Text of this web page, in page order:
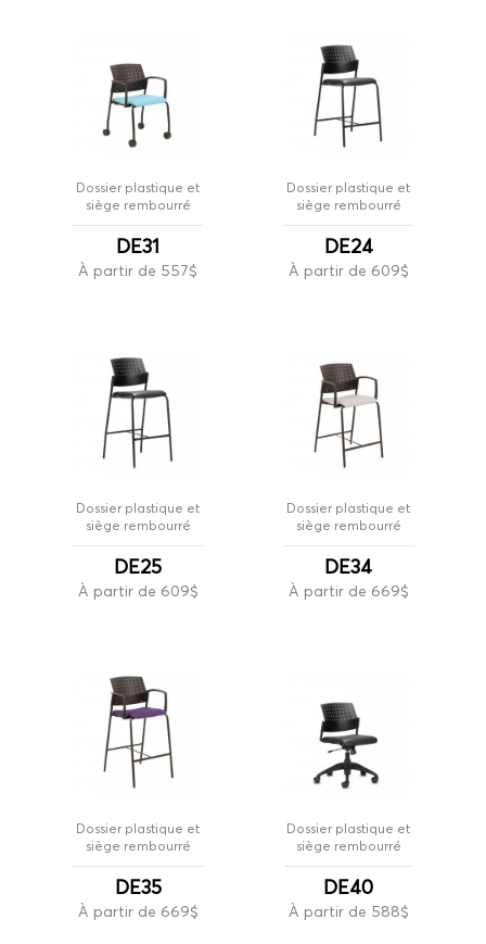
Dossier plastique et
siège rembourré
DE31
À partir de 557$
Dossier plastique et
siège rembourré
DE24
À partir de 609$
Dossier plastique et
siège rembourré
DE25
À partir de 609$
Dossier plastique et
siège rembourré
DE34
À partir de 669$
Dossier plastique et
siège rembourré
DE35
À partir de 669$
Dossier plastique et
siège rembourré
DE40
À partir de 588$